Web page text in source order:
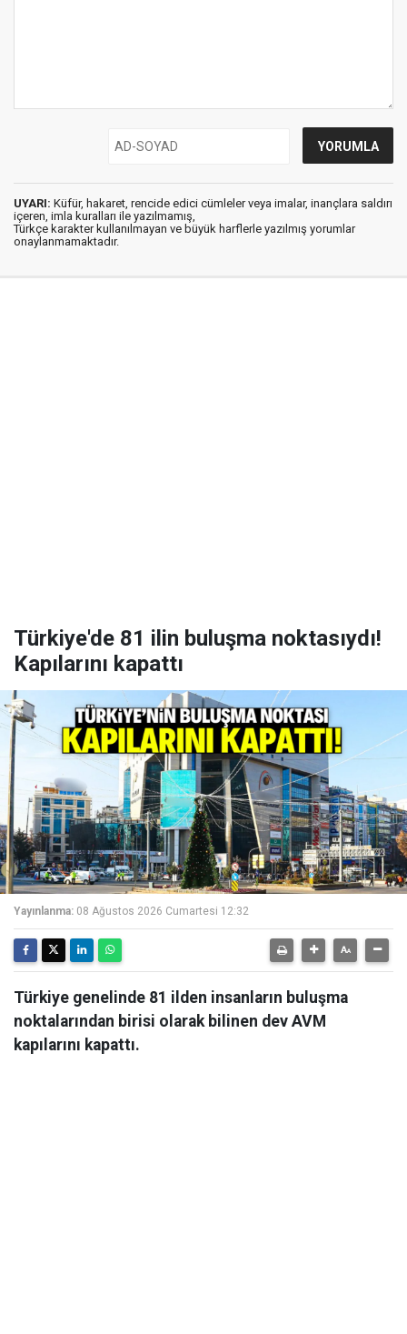
UYARI: Küfür, hakaret, rencide edici cümleler veya imalar, inançlara saldırı
içeren, imla kuralları ile yazılmamış,
Türkçe karakter kullanılmayan ve büyük harflerle yazılmış yorumlar
onaylanmamaktadır.
Türkiye'de 81 ilin buluşma noktasıydı!
Kapılarını kapattı
Yayınlanma: 08 Ağustos 2026 Cumartesi 12:32
Türkiye genelinde 81 ilden insanların buluşma
noktalarından birisi olarak bilinen dev AVM
kapılarını kapattı.